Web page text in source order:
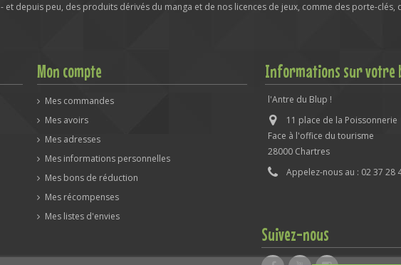
- et depuis peu, des produits dérivés du manga et de nos licences de jeux, comme des porte-clés,
Mon compte
Mes commandes
Mes avoirs
Mes adresses
Mes informations personnelles
Mes bons de réduction
Mes récompenses
Mes listes d'envies
Informations sur votre
l'Antre du Blup !
11 place de la Poissonnerie
Face à l'office du tourisme
28000 Chartres
Appelez-nous au : 02 37 28
Suivez-nous